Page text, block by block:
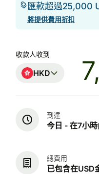
匯款超過25,000
將提供費用折扣
收款人收到
HKD
到達
今日 - 在7小時
總費用
已包含在USD